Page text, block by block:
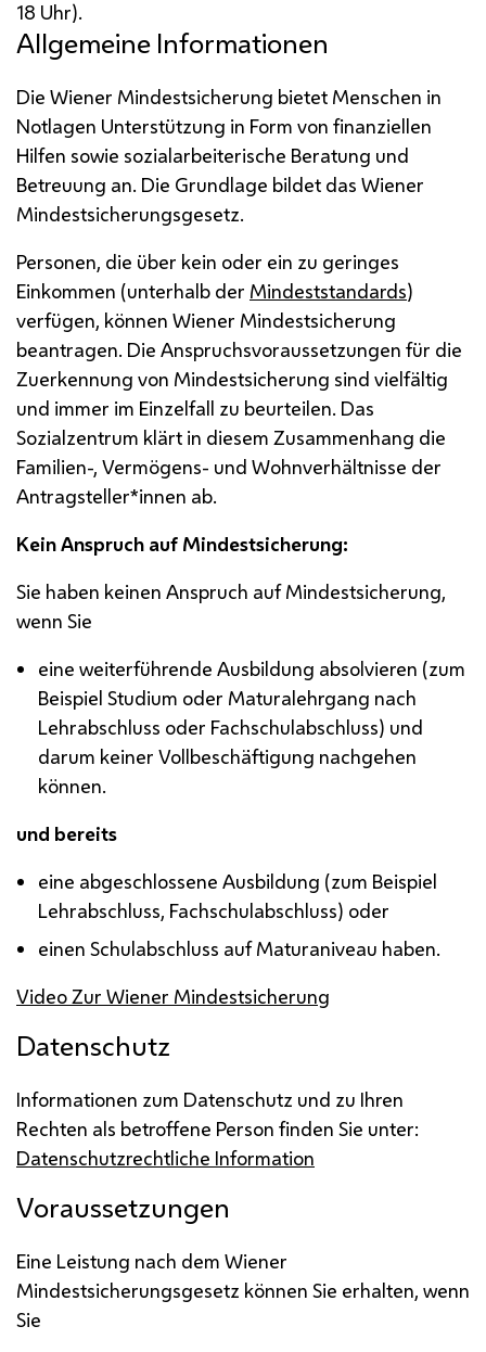
18 Uhr).
Allgemeine Informationen
Die Wiener Mindestsicherung bietet Menschen in
Notlagen Unterstützung in Form von finanziellen
Hilfen sowie sozialarbeiterische Beratung und
Betreuung an. Die Grundlage bildet das Wiener
Mindestsicherungsgesetz.
Personen, die über kein oder ein zu geringes
Einkommen (unterhalb der Mindeststandards)
verfügen, können Wiener Mindestsicherung
beantragen. Die Anspruchsvoraussetzungen für die
Zuerkennung von Mindestsicherung sind vielfältig
und immer im Einzelfall zu beurteilen. Das
Sozialzentrum klärt in diesem Zusammenhang die
Familien-, Vermögens- und Wohnverhältnisse der
Antragsteller*innen ab.
Kein Anspruch auf Mindestsicherung:
Sie haben keinen Anspruch auf Mindestsicherung,
wenn Sie
eine weiterführende Ausbildung absolvieren (zum
Beispiel Studium oder Maturalehrgang nach
Lehrabschluss oder Fachschulabschluss) und
darum keiner Vollbeschäftigung nachgehen
können.
und bereits
eine abgeschlossene Ausbildung (zum Beispiel
Lehrabschluss, Fachschulabschluss) oder
einen Schulabschluss auf Maturaniveau haben.
Video Zur Wiener Mindestsicherung
Datenschutz
Informationen zum Datenschutz und zu Ihren
Rechten als betroffene Person finden Sie unter:
Datenschutzrechtliche Information
Voraussetzungen
Eine Leistung nach dem Wiener
Mindestsicherungsgesetz können Sie erhalten, wenn
Sie